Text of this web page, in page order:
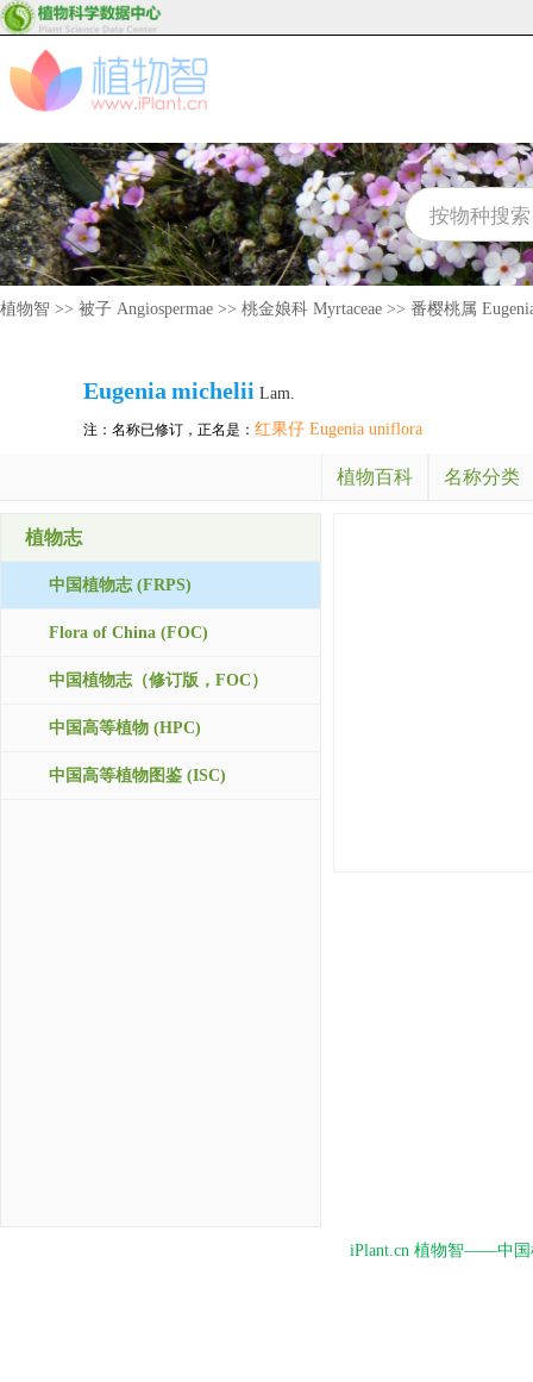
植物智 >> 被子 Angiospermae >> 桃金娘科 Myrtaceae >> 番樱桃属
Eugenia michelii Lam.
注：名称已修订，正名是： 红果仔 Eugenia uniflora
植物百科 名称分类
植物志
中国植物志 (FRPS)
Flora of China (FOC)
中国植物志（修订版，FOC）
中国高等植物 (HPC)
中国高等植物图鉴 (ISC)
iPlant.cn 植物智——中国